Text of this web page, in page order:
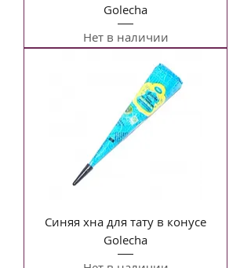
Golecha
Нет в наличии
Синяя хна для тату в конусе
Golecha